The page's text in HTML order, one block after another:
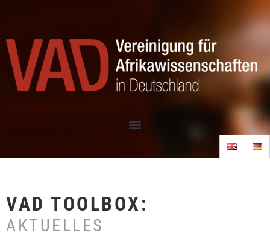
VAD TOOLBOX:
AKTUELLES